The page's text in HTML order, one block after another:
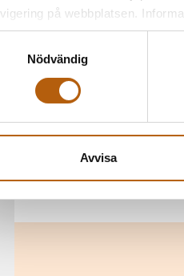
på webbplatsen.
Nödvändig
Avvisa
integrationen,
kassaflödet.
📞 Kontakta oss
Läs mer om våra e-